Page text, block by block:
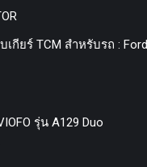
กียร์ TCM สำหรับรถ :
รุ่น A129 Duo